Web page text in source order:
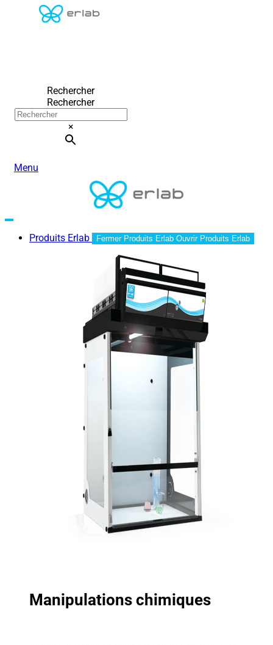
Rechercher
Rechercher
×
Menu
Produits Erlab Fermer Produits Erlab Ouvrir Produits Erlab
Manipulations chimiques